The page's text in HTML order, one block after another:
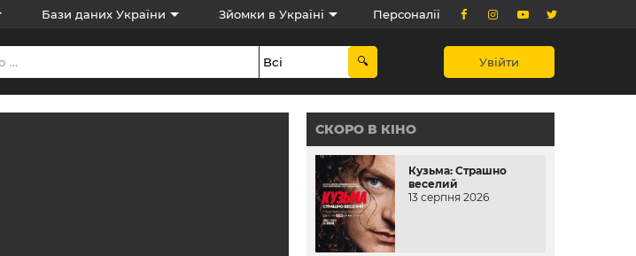
Бази даних України Зйомки в Україні Персоналії
Увійти
СКОРО В КІНО
Кузьма: Страшно
веселий
13 серпня 2026